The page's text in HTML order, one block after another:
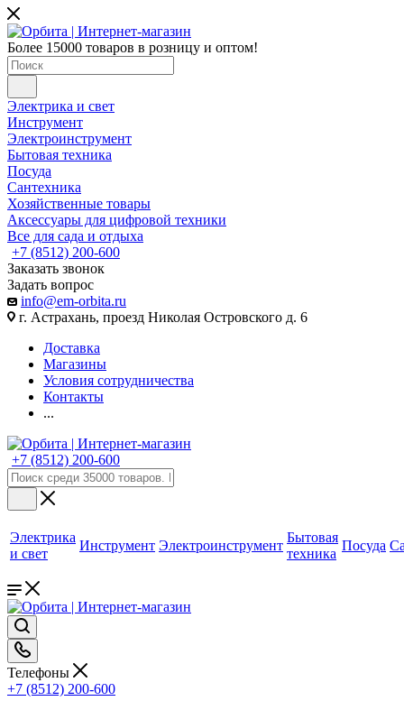
Более 15000 товаров в розницу и оптом!
Электрика и свет
Инструмент
Электроинструмент
Бытовая техника
Посуда
Сантехника
Хозяйственные товары
Аксессуары для цифровой техники
Все для сада и отдыха
+7 (8512) 200-600
Заказать звонок
Задать вопрос
info@em-orbita.ru
г. Астрахань, проезд Николая Островского д. 6
Доставка
Магазины
Условия сотрудничества
Контакты
...
+7 (8512) 200-600
Электрика
и свет
Инструмент Электроинструмент
Бытовая
техника
Посуда
Телефоны
+7 (8512) 200-600